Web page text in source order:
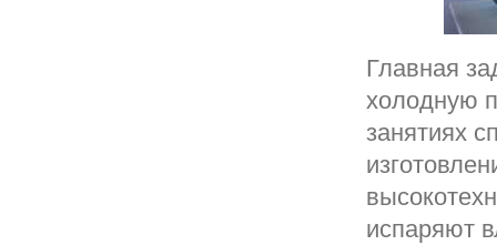
Главная
холодную
занятиях
испаряют